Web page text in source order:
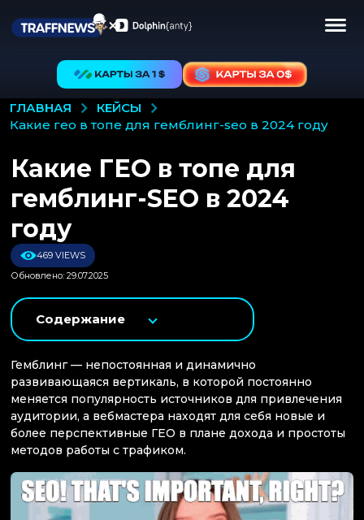
ГЛАВНАЯ
КЕЙСЫ
какие гео в топе для гемблинг-seo в 2024 году
Какие ГЕО в топе для
гемблинг-SEO в 2024
году
469 VIEWS
Обновлено: 29.07.2025
Содержание
Гемблинг — непостоянная и динамично
развивающаяся вертикаль, в которой постоянно
меняется популярность источников для привлечения
аудитории, а вебмастера находят для себя новые и
более перспективные ГЕО в плане дохода и простоты
методов работы с трафиком.